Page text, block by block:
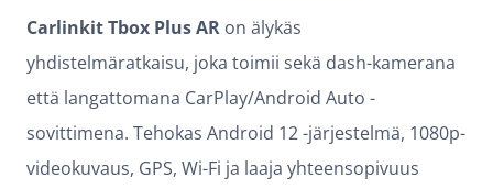
139,90 €.
69,95 €.
Carlinkit Tbox Plus AR on älykäs
yhdistelmäratkaisu, joka toimii sekä dash-kamerana
että langattomana CarPlay/Android Auto -
sovittimena. Tehokas Android 12 -järjestelmä, 1080p-
videokuvaus, GPS, Wi-Fi ja laaja yhteensopivuus